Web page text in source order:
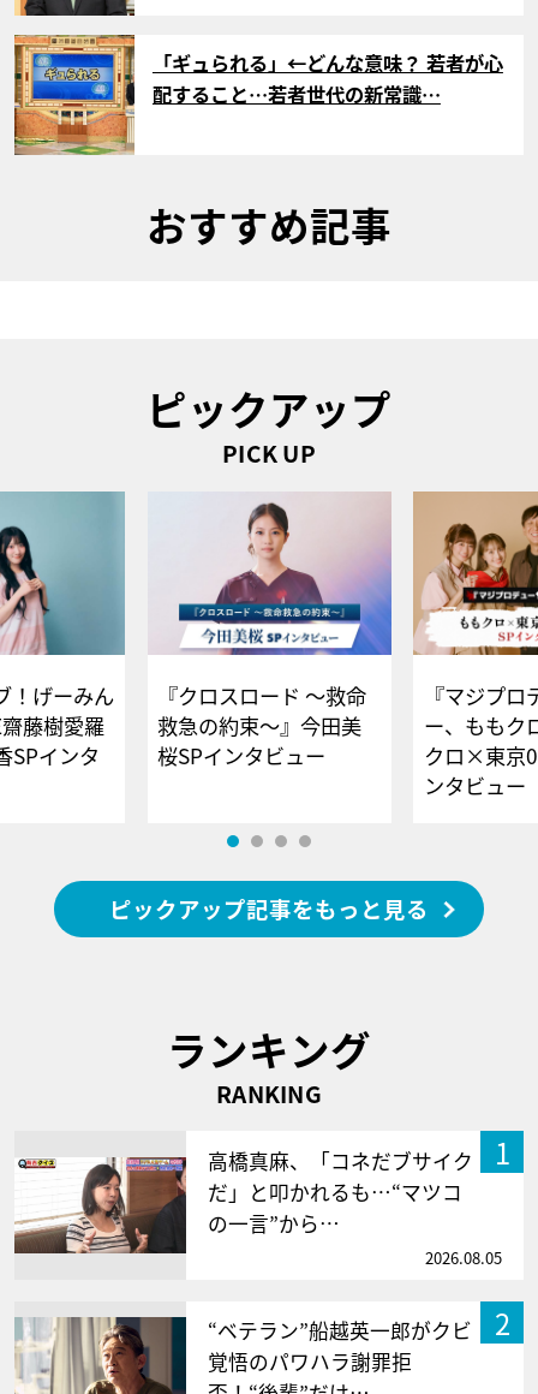
サムネイル
「ギュられる」←どんな意味？ 若者が心
配すること…若者世代の新常識…
おすすめ記事
ピックアップ
PICK UP
！げーみん
藤樹愛羅
SPインタ
『クロスロード ～救命
救急の約束～』今田美
桜SPインタビュー
『マジプロ
ー、ももク
クロ×東京
ンタビュー
ピックアップ記事をもっと見る
ランキング
RANKING
1
高橋真麻、「コネだブサイク
だ」と叩かれるも…“マツコ
の一言”から…
2026.08.05
2
“ベテラン”船越英一郎がクビ
覚悟のパワハラ謝罪拒